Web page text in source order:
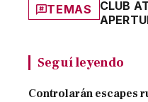
TEMAS CLUB
Seguí leyendo
Controlarán escapes